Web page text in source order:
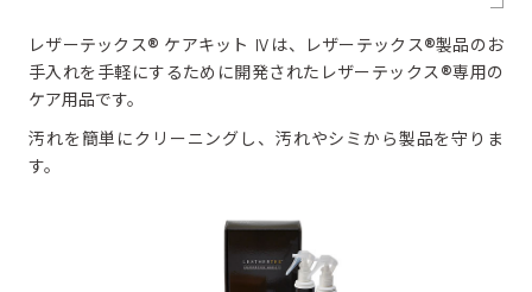
レザーテックス® ケアキット Ⅳは、レザーテックス®製品のお
手入れを手軽にするために開発されたレザーテックス ®専用の
ケア用品です。
汚れを簡単にクリーニングし、汚れやシミから製品を守りま
す。